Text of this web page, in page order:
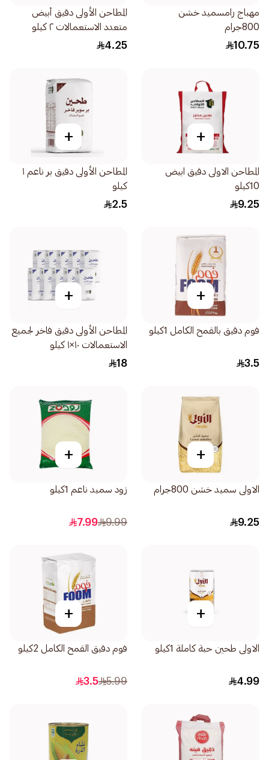
مهباج رامسميد خشن
800جرام
10.75
المطاحن الأولى دقيق أبيض
متعدد الاستعمالات ٢ كيلو
4.25
+
المطاحن الاولى دقيق ابيض
10كيلو
9.25
+
المطاحن الأولى دقيق بر ناعم ١
كيلو
2.5
+
فوم دقيق بالقمح الكامل 1كيلو
3.5
+
المطاحن الأولى دقيق فاخر لجميع
الاستعمالات ١٠×١ كيلو
18
+
الاولى سميد خشن 800جرام
9.25
+
زود سميد ناعم 1كيلو
9.99
7.99
+
الاولى طحين حبة كاملة 1كيلو
4.99
+
فوم دقيق القمح الكامل 2كيلو
5.99
3.5